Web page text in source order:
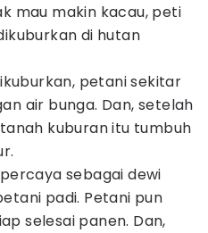
mau makin kacau, peti
di hutan
petani sekitar
air bunga. Dan, setelah
kuburan itu tumbuh
sebagai dewi
padi. Petani pun
selesai panen. Dan,